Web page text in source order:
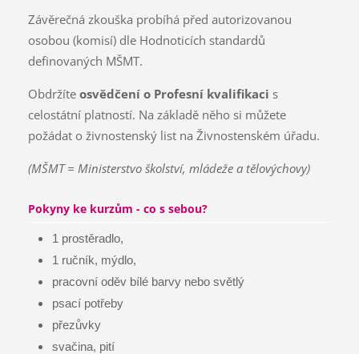
Závěrečná zkouška probíhá před autorizovanou
osobou (komisí) dle Hodnoticích standardů
definovaných MŠMT.
Obdržíte osvědčení o Profesní kvalifikaci s
celostátní platností. Na základě něho si můžete
požádat o živnostenský list na Živnostenském úřadu.
(MŠMT = Ministerstvo školství, mládeže a tělovýchovy)
Pokyny ke kurzům - co s sebou?
1 prostěradlo,
1 ručník, mýdlo,
pracovní oděv bílé barvy nebo světlý
psací potřeby
přezůvky
svačina, pití